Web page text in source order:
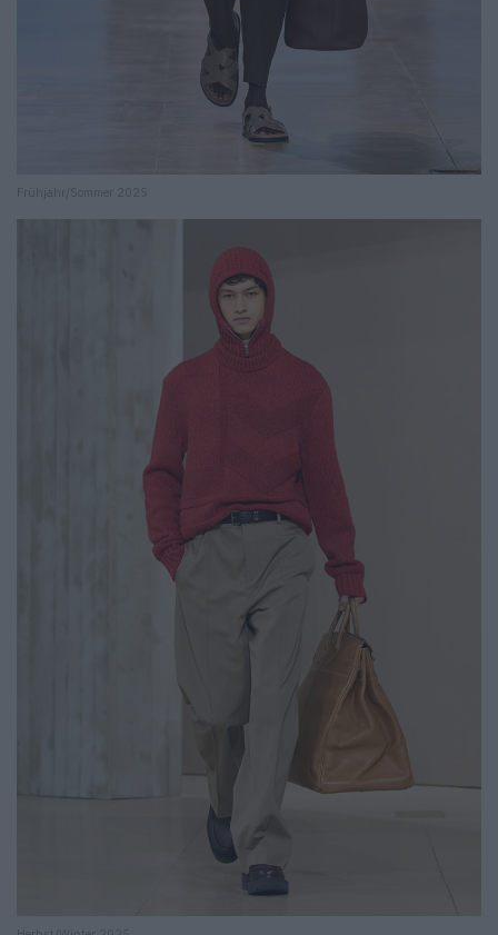
Frühjahr/Sommer 2025